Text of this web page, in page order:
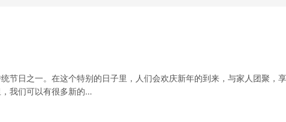
节日之一。在这个特别的日子里，人们会欢庆新年的到来，与家人团聚，
我们可以有很多新的…